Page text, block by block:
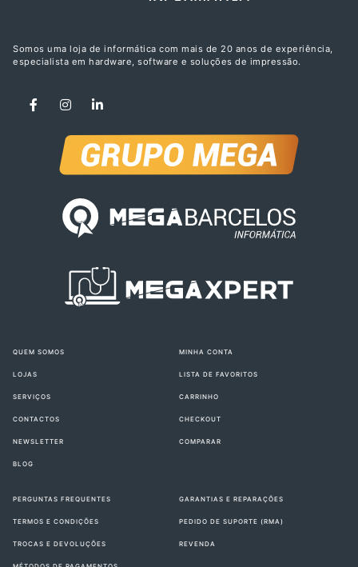
Somos uma loja de informática com mais de 20 anos de experiência,
especialista em hardware, software e soluções de impressão.
QUEM SOMOS
LOJAS
SERVIÇOS
CONTACTOS
NEWSLETTER
BLOG
MINHA CONTA
LISTA DE FAVORITOS
CARRINHO
CHECKOUT
COMPARAR
PERGUNTAS FREQUENTES
TERMOS E CONDIÇÕES
TROCAS E DEVOLUÇÕES
GARANTIAS E REPARAÇÕES
PEDIDO DE SUPORTE (RMA)
REVENDA